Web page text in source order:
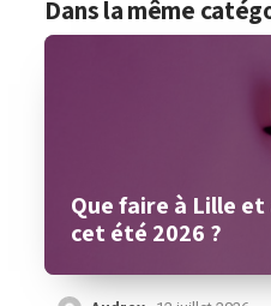
Dans la même
Que faire à Lille
cet été 2026 ?